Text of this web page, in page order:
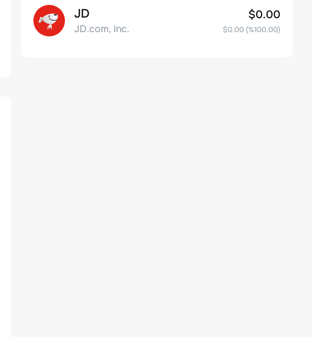
JD
JD.com, Inc.
$0.00
$0.00(%100.00)